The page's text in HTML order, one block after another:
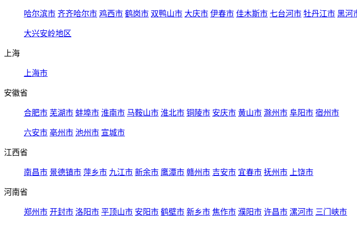
哈尔滨市 齐齐哈尔市 鸡西市 鹤岗市 双鸭山市 大庆市 伊春市 佳木斯市 七台河市 牡丹江市 黑河
大兴安岭地区
上海
上海市
安徽省
合肥市 芜湖市 蚌埠市 淮南市 马鞍山市 淮北市 铜陵市 安庆市 黄山市 滁州市 阜阳市 宿州市
六安市 亳州市 池州市 宣城市
江西省
南昌市 景德镇市 萍乡市 九江市 新余市 鹰潭市 赣州市 吉安市 宜春市 抚州市 上饶市
河南省
郑州市 开封市 洛阳市 平顶山市 安阳市 鹤壁市 新乡市 焦作市 濮阳市 许昌市 漯河市 三门峡市